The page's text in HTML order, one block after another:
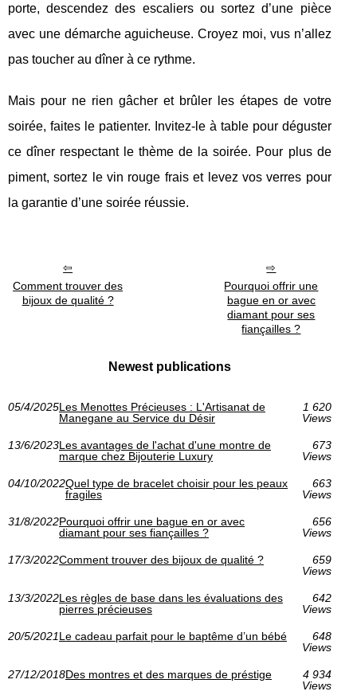
porte, descendez des escaliers ou sortez d’une pièce
avec une démarche aguicheuse. Croyez moi, vus n’allez
pas toucher au dîner à ce rythme.
Mais pour ne rien gâcher et brûler les étapes de votre
soirée, faites le patienter. Invitez-le à table pour déguster
ce dîner respectant le thème de la soirée. Pour plus de
piment, sortez le vin rouge frais et levez vos verres pour
la garantie d’une soirée réussie.
Comment trouver des
bijoux de qualité ?
Pourquoi offrir une
bague en or avec
diamant pour ses
fiançailles ?
Newest publications
05/4/2025Les Menottes Précieuses : L'Artisanat de
Manegane au Service du Désir
1 620
Views
13/6/2023Les avantages de l'achat d'une montre de
marque chez Bijouterie Luxury
673
Views
04/10/2022Quel type de bracelet choisir pour les peaux
fragiles
663
Views
31/8/2022Pourquoi offrir une bague en or avec
diamant pour ses fiançailles ?
656
Views
17/3/2022Comment trouver des bijoux de qualité ?
659
Views
13/3/2022Les règles de base dans les évaluations des
pierres précieuses
642
Views
20/5/2021Le cadeau parfait pour le baptême d’un bébé
648
Views
27/12/2018Des montres et des marques de préstige
4 934
Views